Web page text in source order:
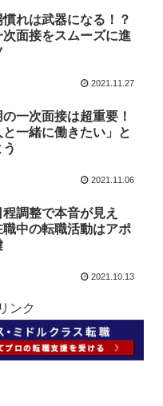
れは武器になる！？
面接をスムーズに進
2021.11.27
一次面接は超重要！
と一緒に働きたい」と
2021.11.06
調整で本音が見え
職中の転職活動はアポ
2021.10.13
ンク